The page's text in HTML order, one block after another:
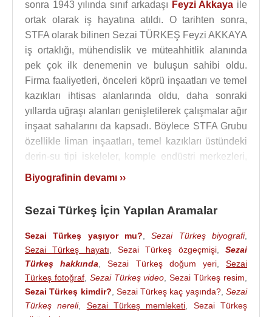
sonra 1943 yılında sınıf arkadaşı Feyzi Akkaya ile
ortak olarak iş hayatına atıldı. O tarihten sonra,
STFA olarak bilinen Sezai TÜRKEŞ Feyzi AKKAYA
iş ortaklığı, mühendislik ve müteahhitlik alanında
pek çok ilk denemenin ve buluşun sahibi oldu.
Firma faaliyetleri, önceleri köprü inşaatları ve temel
kazıkları ihtisas alanlarında oldu, daha sonraki
yıllarda uğraşı alanları genişletilerek çalışmalar ağır
inşaat sahalarını da kapsadı. Böylece STFA Grubu
özellikle liman inşaatları, temel kazıkları üstündeki
derin-su tipi iskeleler, komple endüstri merkezleri,
enerji nakil hattı işlerini başarıyla gerçekleştirdi.
faaliyetlerini bu alanda yoğunlaştırmaya
götürmüştür.
1943 yılında ortaklıklarını kağıt üzerine geçiren iki
arkadaş, isimlerinin baş harflerini kullanarak 'ST-FA
İnşaat Müteahhitliği' adı ile resmi olarak da ortak
olmuşlardır.
Sezai Türkeş , 1943 yılında “STFA
Biyografinin devamı ››
Sezai Türkeş İçin Yapılan Aramalar
Sezai Türkeş yaşıyor mu? ,Sezai Türkeş biyografi,
Sezai Türkeş hayatı ,Sezai Türkeş özgeçmişi,Sezai
Türkeş hakkında ,Sezai Türkeş doğum yeri,Sezai
Türkeş fotoğraf, Sezai Türkeş video ,Sezai Türkeş resim
Sezai Türkeş kimdir? Sezai Türkeş kaç yaşında?,Sezai
Türkeş nereli, Sezai Türkeş memleketi
Sezai Türkeş